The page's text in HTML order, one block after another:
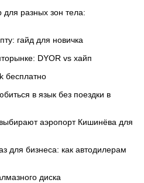
разных зон тела:
гайд для новичка
DYOR vs хайп
бесплатно
в язык без поездки в
аэропорт Кишинёва для
для бизнеса: как автодилерам
диска